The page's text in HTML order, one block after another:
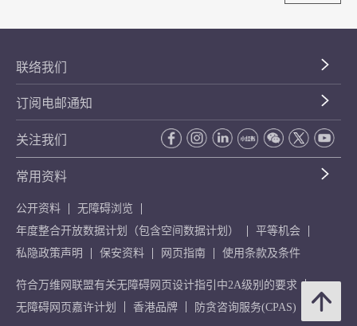
联络我们
订阅电邮通知
关注我们
常用资料
公开资料
无障碍浏览
年度整合开放数据计划（包含空间数据计划）
平等机会
私隐政策声明
保安资料 网页指南 使用条款及条件
符合万维网联盟有关无障碍网页设计指引中2A级别的要求
无障碍网页嘉许计划
香港品牌 防贪咨询服务(CPAS)